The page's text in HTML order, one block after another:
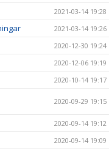
2021-03-14 19:28
2021-03-14 19:26
2020-12-30 19:24
2020-12-06 19:19
2020-10-14 19:17
2020-09-29 19:15
2020-09-14 19:12
2020-09-14 19:09